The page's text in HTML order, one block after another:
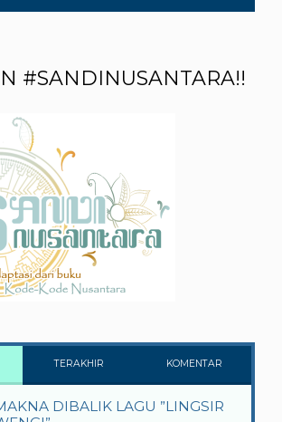
#SANDINUSANTARA!!
TERAKHIR KOMENTAR
DIBALIK LAGU ”LINGSIR